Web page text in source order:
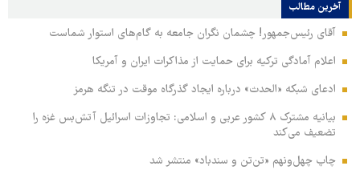
آخرین مطالب
آقای رئیس‌جمهور! چشمان نگران جامعه به گام‌های استوار شماست
اعلام آمادگی ترکیه برای حمایت از مذاکرات ایران و آمریکا
ادعای شبکه «الحدث» درباره ایجاد گذرگاه موقت در تنگه هرمز
بیانیه مشترک ۸ کشور عربی و اسلامی: تجاوزات اسرائیل آتش‌بس غزه را
تضعیف می‌کند
چاپ چهل‌ونهم «تن‌تن و سندباد» منتشر شد